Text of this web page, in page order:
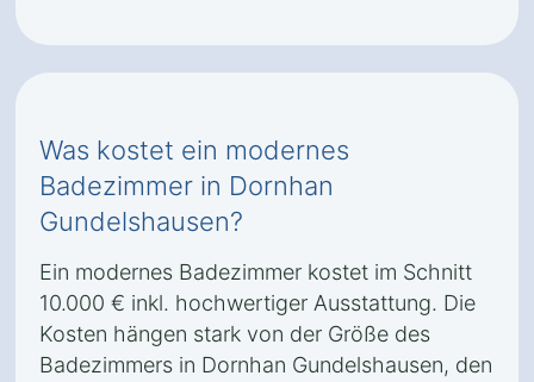
Was kostet ein modernes
Badezimmer in Dornhan
Gundelshausen?
Ein modernes Badezimmer kostet im Schnitt
10.000 € inkl. hochwertiger Ausstattung. Die
Kosten hängen stark von der Größe des
Badezimmers in Dornhan Gundelshausen, den